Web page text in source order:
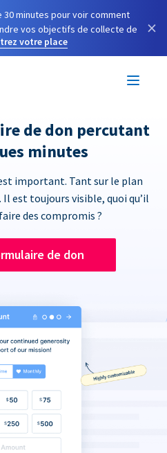
30 minutes pour voir comment
vos objectifs de collecte de
votre place
×
de don percutant
minutes
important. Tant sur le plan
est toujours visible, quoi qu’il
des compromis ?
de don